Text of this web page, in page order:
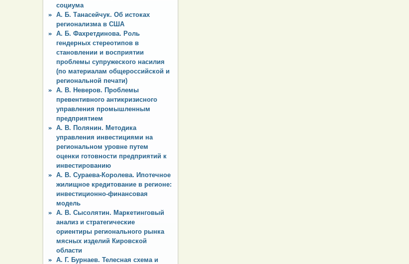
социума
А. Б. Танасейчук. Об истоках
регионализма в США
А. Б. Фахретдинова. Роль
гендерных стереотипов в
становлении и восприятии
проблемы супружеского насилия
(по материалам общероссийской и
региональной печати)
А. В. Неверов. Проблемы
превентивного антикризисного
управления промышленным
предприятием
А. В. Полянин. Методика
управления инвестициями на
региональном уровне путем
оценки готовности предприятий к
инвестированию
А. В. Сураева-Королева. Ипотечное
жилищное кредитование в регионе:
инвестиционно-финансовая
модель
А. В. Сысолятин. Маркетинговый
анализ и стратегические
ориентиры регионального рынка
мясных изделий Кировской
области
А. Г. Бурнаев. Телесная схема и